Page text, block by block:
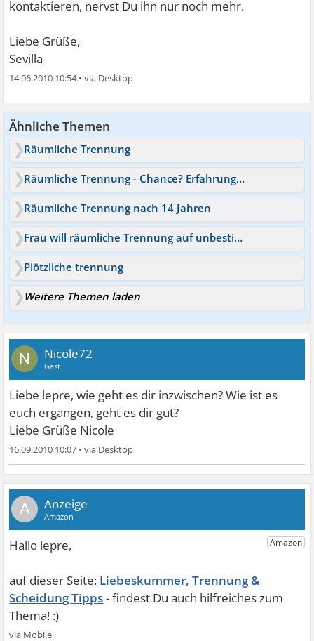
kontaktieren, nervst Du ihn nur noch mehr.
Liebe Grüße,
Sevilla
14.06.2010 10:54•
Ähnliche Themen
Räumliche Trennung
Räumliche Trennung - Chance? Erfahrungen
Räumliche Trennung nach 14 Jahren
Frau will räumliche Trennung auf unbestimmte Zeit
Plötzliche trennung
Weitere Themen laden
N Nicole72
Gast
Liebe lepre, wie geht es dir inzwischen? Wie ist es
euch ergangen, geht es dir gut?
Liebe Grüße Nicole
16.09.2010 10:07 •
A
Liebeskummer, Trennung &
Scheidung Tipps